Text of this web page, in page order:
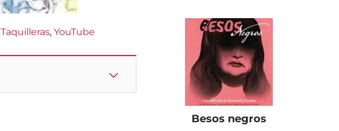
Taquilleras, YouTube
Besos negros